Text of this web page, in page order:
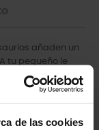
de las cookies
añaden un
tu pequeño le
y la
livianos y